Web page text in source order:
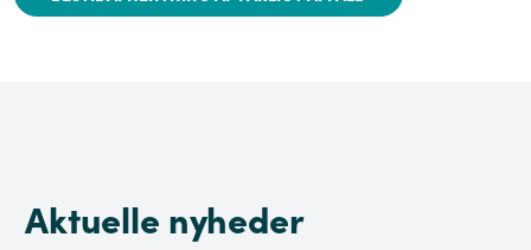
Aktuelle nyheder